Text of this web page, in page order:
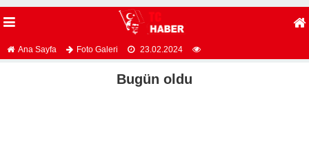
Ana Sayfa Foto Galeri 23.02.2024
Bugün oldu